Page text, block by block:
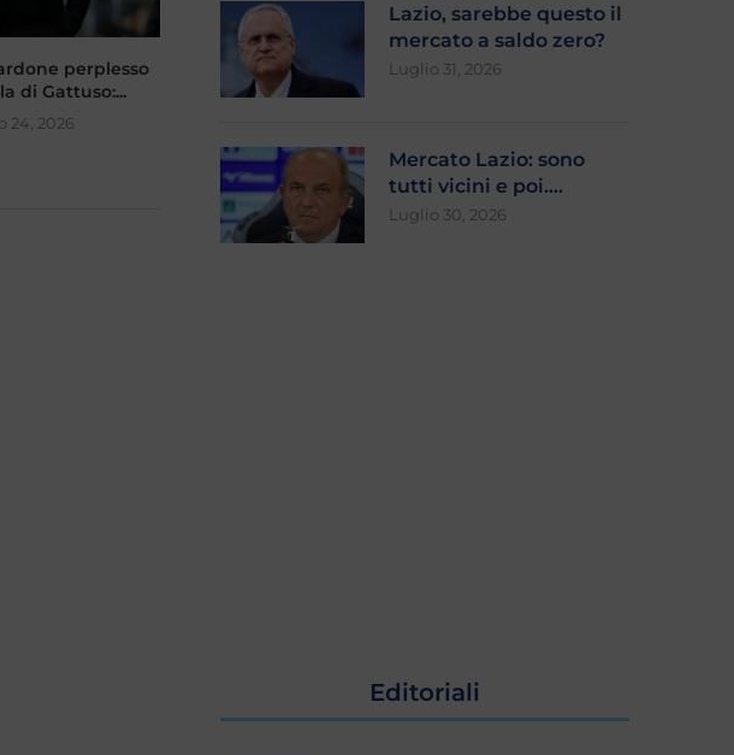
perplesso
di Gattuso:...
24, 2026
La Lazio non merita questo
futuro: tra incertezze...
Lazio, sarebbe questo il
mercato a saldo zero?
Luglio 31, 2026
Mercato Lazio: sono
tutti vicini e poi….
Luglio 30, 2026
Editoriali